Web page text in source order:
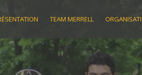
TEAM MERRELL